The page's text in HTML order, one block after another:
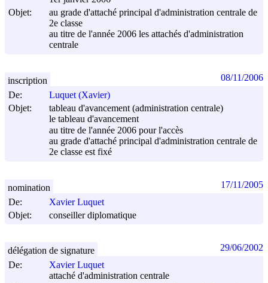
Objet:
au grade d'attaché principal d'administration centrale de
2e classe
au titre de l'année 2006 les attachés d'administration
centrale
De:
Luquet (Xavier)
Objet:
tableau d'avancement (administration centrale)
le tableau d'avancement
au titre de l'année 2006 pour l'accès
au grade d'attaché principal d'administration centrale de
2e classe est fixé
inscription 08/11/2006
De:
Xavier Luquet
Objet:
conseiller diplomatique
nomination 17/11/2005
De:
Xavier Luquet
attaché d'administration centrale
délégation de signature 29/06/2002